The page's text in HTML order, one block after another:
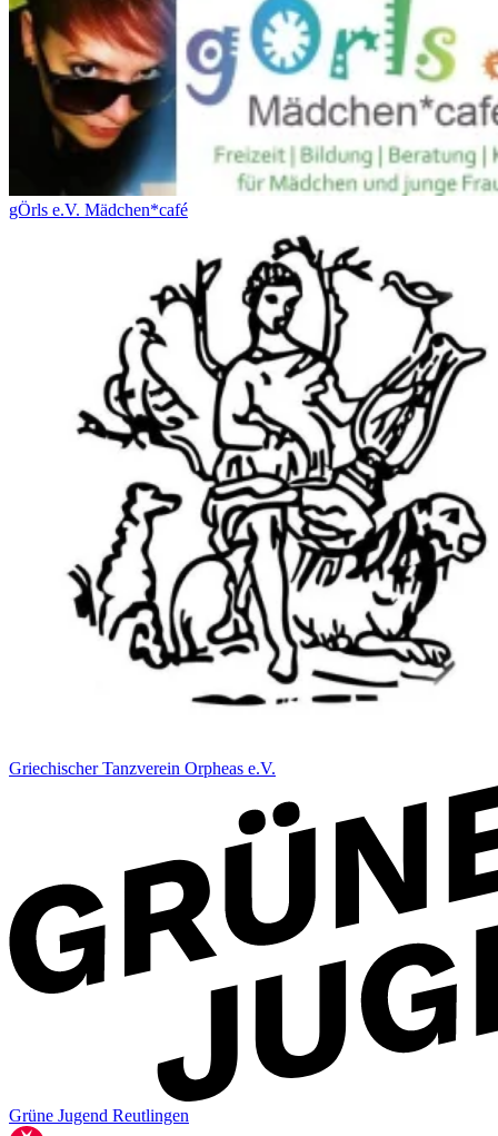
gÖrls e.V. Mädchen*café
Griechischer Tanzverein Orpheas e.V.
Grüne Jugend Reutlingen